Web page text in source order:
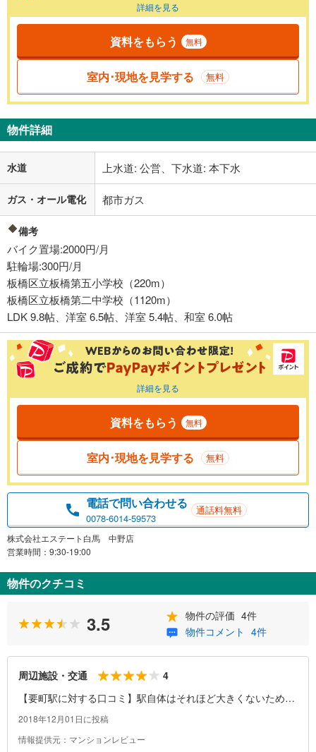
詳細を見る
資料をもらう 無料
室内･現地を見学する 無料
物件詳細
水道 上水道: 公営、下水道: 本下水
ガス・オール電化 都市ガス
備考
バイク置場:2000円/月
駐輪場:300円/月
板橋区立板橋第五小学校（220m）
板橋区立板橋第二中学校（1120m）
LDK 9.8帖、洋室 6.5帖、洋室 5.4帖、和室 6.0帖
詳細を見る
資料をもらう 無料
室内･現地を見学する 無料
電話で問い合わせる
0078-6014-59573
通話料無料
株式会社エステート白馬 中野店
営業時間：9:30-19:00
物件のクチコミ
3.5 物件の評価 4件
物件コメント 4件
周辺施設・交通
4
【要町駅に対する口コミ】駅自体はそれほど大きくないため、
朝晩の混雑時はかなりストレスがたまる可能性があります。
2018年12月01日に投稿
情報提供元：マンションレビュー